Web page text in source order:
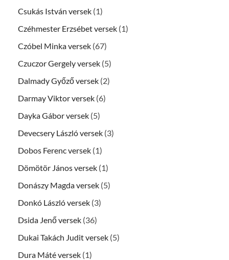
Csukás István versek (1)
Czéhmester Erzsébet versek (1)
Czóbel Minka versek (67)
Czuczor Gergely versek (5)
Dalmady Győző versek (2)
Darmay Viktor versek (6)
Dayka Gábor versek (5)
Devecsery László versek (3)
Dobos Ferenc versek (1)
Dömötör János versek (1)
Donászy Magda versek (5)
Donkó László versek (3)
Dsida Jenő versek (36)
Dukai Takách Judit versek (5)
Dura Máté versek (1)